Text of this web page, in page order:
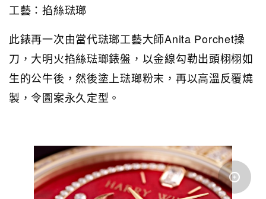
工藝：掐絲琺瑯
此錶再一次由當代琺瑯工藝大師Anita Porchet操
刀，大明火掐絲琺瑯錶盤，以金線勾勒出頭栩栩如
生的公牛後，然後塗上琺瑯粉末，再以高溫反覆燒
製，令圖案永久定型。